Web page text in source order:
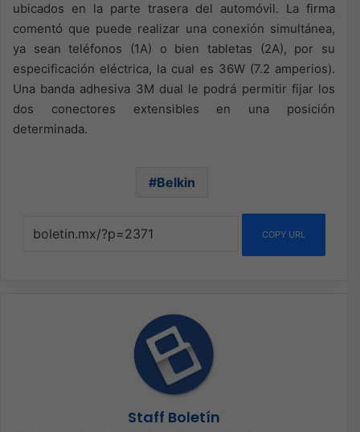
ubicados en la parte trasera del automóvil. La firma
comentó que puede realizar una conexión simultánea,
ya sean teléfonos (1A) o bien tabletas (2A), por su
especificación eléctrica, la cual es 36W (7.2 amperios).
Una banda adhesiva 3M dual le podrá permitir fijar los
dos conectores extensibles en una posición
determinada.
Belkin
COPY URL
Staff Boletín